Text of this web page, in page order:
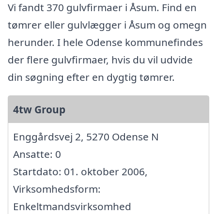
Vi fandt 370 gulvfirmaer i Åsum. Find en
tømrer eller gulvlægger i Åsum og omegn
herunder. I hele Odense kommunefindes
der flere gulvfirmaer, hvis du vil udvide
din søgning efter en dygtig tømrer.
4tw Group
Enggårdsvej 2, 5270 Odense N
Ansatte: 0
Startdato: 01. oktober 2006,
Virksomhedsform:
Enkeltmandsvirksomhed